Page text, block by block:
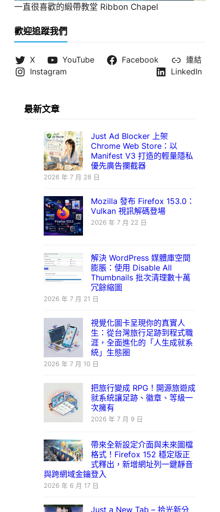
一直很喜歡的緞帶教堂 Ribbon Chapel
歡迎追蹤我們
X YouTube Facebook
連結
Instagram
LinkedIn
最新文章
Just Ad Blocker 上架
Chrome Web Store：以
Manifest V3 打造的輕量隱私
優先廣告攔截器
2026 年 7 月 28 日
Mozilla 發布 Firefox 153.0：
Vulkan 視訊解碼登場
2026 年 7 月 22 日
解決 WordPress 媒體庫空間
膨脹：使用 Disable All
Thumbnails 批次清理數十萬
冗餘縮圖
2026 年 7 月 21 日
視覺化圖卡呈現你的真實人
生：從台灣旅行足跡到程式職
涯，全面進化的「人生成就系
統」生態圈
2026 年 7 月 10 日
把旅行變成 RPG！開源旅遊成
就系統讓足跡、徽章、等級一
次擁有
2026 年 7 月 9 日
帶來全新設定介面與未來圖檔
格式！Firefox 152 穩定版正
式釋出，新增網址列一鍵靜音
與跨網域金鑰登入
2026 年 6 月 17 日
Just a New Tab – 拾光新分